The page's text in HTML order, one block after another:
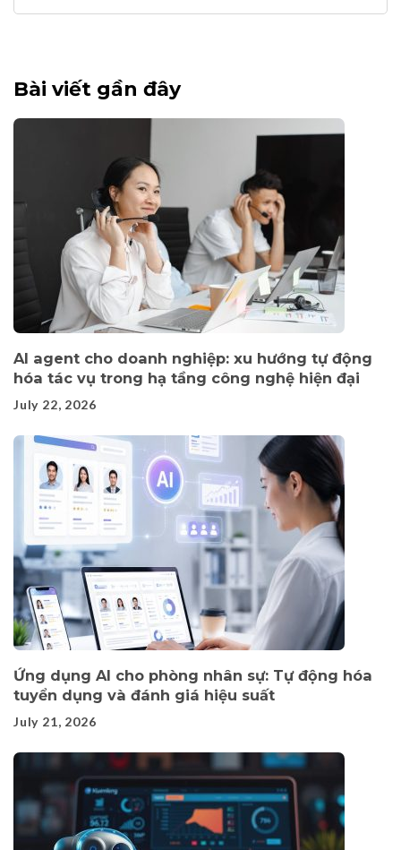
for:
Bài viết gần đây
AI agent cho doanh nghiệp: xu hướng tự động
hóa tác vụ trong hạ tầng công nghệ hiện đại
July 22, 2026
Ứng dụng AI cho phòng nhân sự: Tự động hóa
tuyển dụng và đánh giá hiệu suất
July 21, 2026